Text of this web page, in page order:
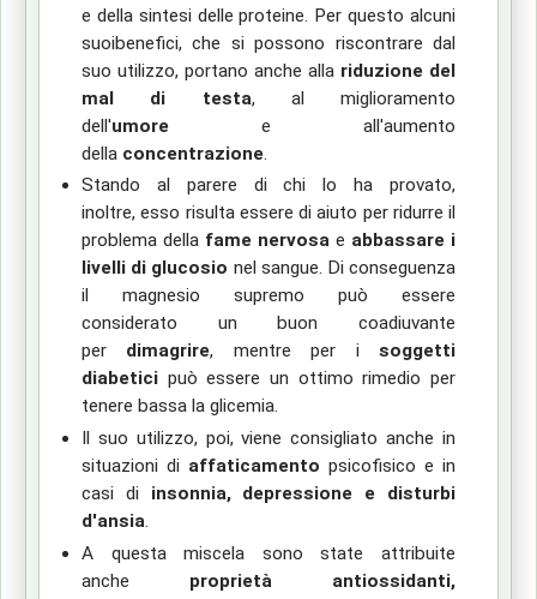
e della sintesi delle proteine. Per questo alcuni
suoibenefici,che si possono riscontrare dal
suo utilizzo, portano anche alla riduzione del
mal di testa, al miglioramento
dell'umore e all'aumento
della concentrazione.
Stando al parere di chi lo ha provato,
inoltre, esso risulta essere diaiuto perridurre il
problema della fame nervosa e abbassare i
livelli di glucosio nel sangue. Di conseguenza
il magnesio supremo può essere
considerato
un buon coadiuvante
per dimagrire, mentre per isoggetti
diabetici può essere un ottimo rimedio per
tenere bassa la glicemia.
Il suo utilizzo, poi,viene consigliato anche in
situazioni di affaticamento psicofisico e in
casi di insonnia, depressione e disturbi
d'ansia.
A questa miscela sono state attribuite
anche proprietà antiossidanti,